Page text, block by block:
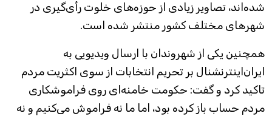
شده‌اند، تصاویر زیادی از حوزه‌های خلوت رأی‌گیری در
شهرهای مختلف کشور منتشر شده است.
همچنین یکی از شهروندان با ارسال ویدیویی به
ایران‌اینترنشنال بر تحریم انتخابات از سوی اکثریت مردم
تاکید کرد و گفت: حکومت خامنه‌ای روی فراموشکاری
مردم حساب باز کرده بود، اما ما نه فراموش می‌کنیم و نه